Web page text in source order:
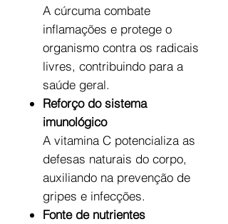
A cúrcuma combate
inflamações e protege o
organismo contra os radicais
livres, contribuindo para a
saúde geral.
Reforço do sistema
imunológico
A vitamina C potencializa as
defesas naturais do corpo,
auxiliando na prevenção de
gripes e infecções.
Fonte de nutrientes